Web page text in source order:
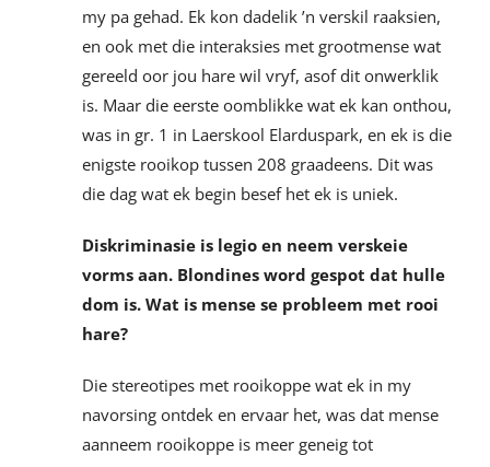
my pa gehad. Ek kon dadelik ’n verskil raaksien,
en ook met die interaksies met grootmense wat
gereeld oor jou hare wil vryf, asof dit onwerklik
is. Maar die eerste oomblikke wat ek kan onthou,
was in gr. 1 in Laerskool Elarduspark, en ek is die
enigste rooikop tussen 208 graadeens. Dit was
die dag wat ek begin besef het ek is uniek.
Diskriminasie is legio en neem verskeie
vorms aan. Blondines word gespot dat hulle
dom is. Wat is mense se probleem met rooi
hare?
Die stereotipes met rooikoppe wat ek in my
navorsing ontdek en ervaar het, was dat mense
aanneem rooikoppe is meer geneig tot